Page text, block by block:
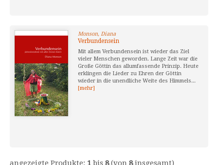
Monson, Diana
Verbundensein
Mit allem Verbundensein ist wieder das Ziel
vieler Menschen geworden. Lange Zeit war die
Große Göttin das allumfassende Prinzip. Heute
erklingen die Lieder zu Ehren der Göttin
wieder in die unendliche Weite des Himmels...
[mehr]
angezeigte Produkte: 1 bis 8(von 8insgesamt)